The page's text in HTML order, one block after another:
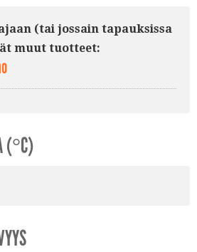
(tai jossain tapauksissa
muut tuotteet:
(°C)